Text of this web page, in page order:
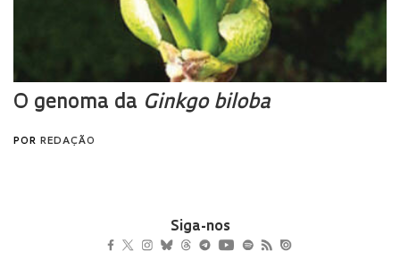
Siga-nos